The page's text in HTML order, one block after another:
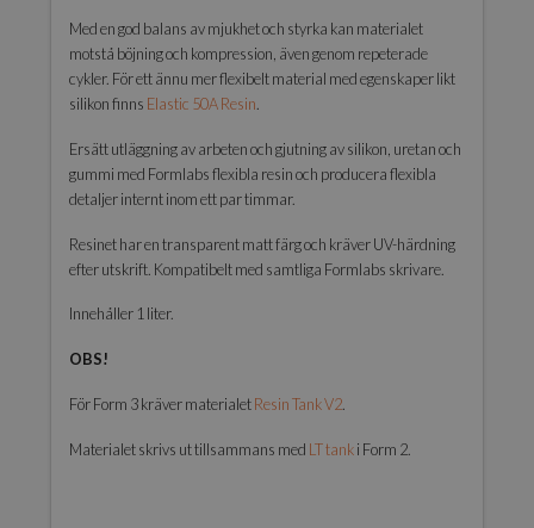
Med en god balans av mjukhet och styrka kan materialet
motstå böjning och kompression, även genom repeterade
cykler. För ett ännu mer flexibelt material med egenskaper likt
silikon finns Elastic 50A Resin
Ersätt utläggning av arbeten och gjutning av silikon, uretan och
gummi med Formlabs flexibla resin och producera flexibla
detaljer internt inom ett par timmar.
Resinet har en transparent matt färg och kräver UV-härdning
efter utskrift. Kompatibelt med samtliga Formlabs skrivare.
Innehåller 1 liter.
OBS!
För Form 3 kräver materialetResin Tank V2.
Materialet skrivs ut tillsammans med LT tanki Form 2.